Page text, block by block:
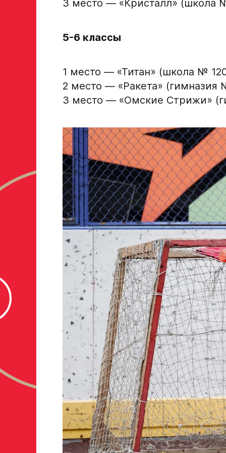
3 место — «Кристалл» (школа
5-6 классы
1 место — «Титан» (школа №
2 место — «Ракета» (гимназия
3 место — «Омские Стрижи»
Академию «Авангард»
ФИО игрока
Дата рождения игрока полностью
Опыт игры в хоккей
Амплуа игрока
если опыта игры нет, оставьте это поле пустым
ФИО законного представителя
Номер телефона законного представителя
Нажимая кнопку «Отправить», вы
персональных данных Ассоциации ХК
Отправленная заявка попадает в базу
В случае положительного ответа с законным
свяжутся по указанному в заявке номеру!